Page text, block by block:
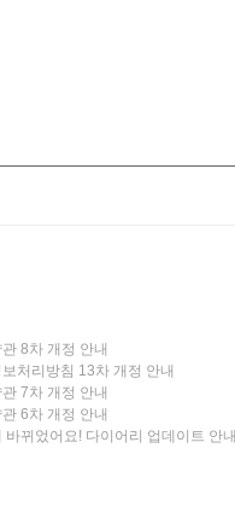
8차 개정 안내
처리방침 13차 개정 안내
7차 개정 안내
6차 개정 안내
바뀌었어요! 다이어리 업데이트 안내